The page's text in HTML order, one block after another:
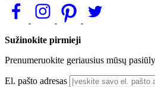
Sužinokite pirmieji
Prenumeruokite geriausius mūsų
El. pašto adresas